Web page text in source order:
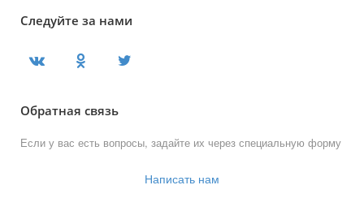
Следуйте за нами
Обратная связь
Если у вас есть вопросы, задайте их через специальную форму
Написать нам